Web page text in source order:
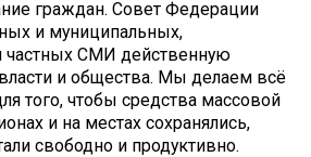
граждан. Совет Федерации
и муниципальных,
частных СМИ действенную
и общества. Мы делаем всё
того, чтобы средства массовой
и на местах сохранялись,
свободно и продуктивно.